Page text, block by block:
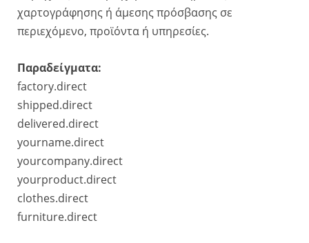
χαρτογράφησης ή άμεσης πρόσβασης σε
περιεχόμενο, προϊόντα ή υπηρεσίες.
Παραδείγματα:
factory.direct
shipped.direct
delivered.direct
yourname.direct
yourcompany.direct
yourproduct.direct
clothes.direct
furniture.direct